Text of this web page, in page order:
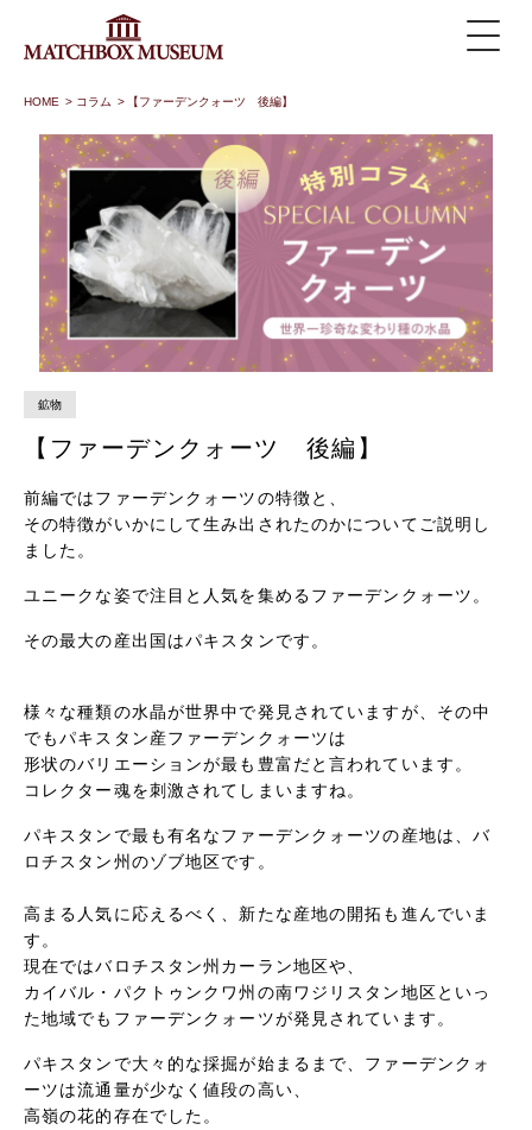
HOME > コラム > 【ファーデンクォーツ 後編】
鉱物
【ファーデンクォーツ 後編】
前編ではファーデンクォーツの特徴と、
その特徴がいかにして生み出されたのかについてご説明し
ました。
ユニークな姿で注目と人気を集めるファーデンクォーツ。
その最大の産出国はパキスタンです。
様々な種類の水晶が世界中で発見されていますが、その中
でもパキスタン産ファーデンクォーツは
形状のバリエーションが最も豊富だと言われています。
コレクター魂を刺激されてしまいますね。
パキスタンで最も有名なファーデンクォーツの産地は、バ
ロチスタン州のゾブ地区です。
高まる人気に応えるべく、新たな産地の開拓も進んでいま
す。
現在ではバロチスタン州カーラン地区や、
カイバル・パクトゥンクワ州の南ワジリスタン地区といっ
た地域でもファーデンクォーツが発見されています。
パキスタンで大々的な採掘が始まるまで、ファーデンクォ
ーツは流通量が少なく値段の高い、
高嶺の花的存在でした。